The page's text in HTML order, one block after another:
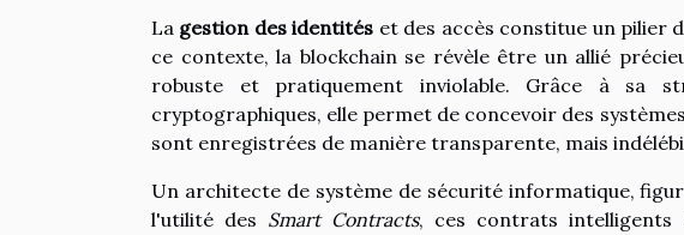
La gestion des identités et des accès constitue un pilier
ce contexte, la blockchain se révèle être un allié
robuste et pratiquement inviolable. Grâce à sa
cryptographiques, elle permet de concevoir des
sont enregistrées de manière transparente, mais
Un architecte de système de sécurité informatique,
l'utilité des Smart Contracts, ces contrats intelligents